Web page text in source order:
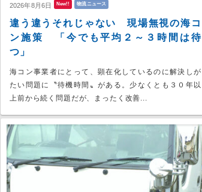
2026年8月6日 New!! 物流ニュース
違う違うそれじゃない 現場無視の海コ
ン施策 「今でも平均２～３時間は待
つ」
海コン事業者にとって、顕在化しているのに解決しが
たい問題に〝待機時間〟がある。少なくとも３０年以
上前から続く問題だが、まったく改善...